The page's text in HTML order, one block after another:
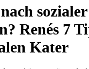
sozialer
Renés 7
Kater